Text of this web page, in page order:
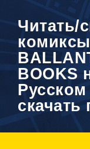
Читать/
комиксы
BOOKS
Русском